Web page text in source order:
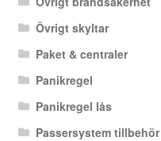
Övrigt skyltar
Paket & centraler
Panikregel
Panikregel lås
Passersystem tillbehör